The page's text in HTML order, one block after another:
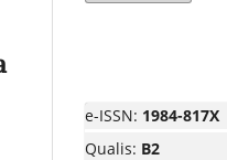
e-ISSN: 1984-817X
Qualis: B2